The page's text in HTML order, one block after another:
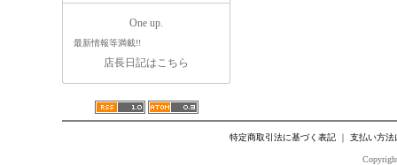
One up.
最新情報等満載!!
店長日記はこちら
特定商取引法に基づく表記｜ 支払い方法